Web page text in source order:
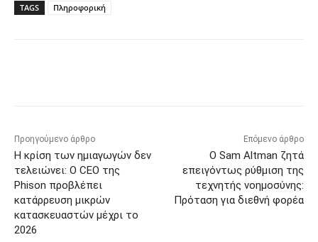
TAGS Πληροφορική
Προηγούμενο άρθρο
Η κρίση των ημιαγωγών δεν
τελειώνει: Ο CEO της
Phison προβλέπει
κατάρρευση μικρών
κατασκευαστών μέχρι το
2026
Επόμενο άρθρο
Ο Sam Altman ζητά
επειγόντως ρύθμιση της
τεχνητής νοημοσύνης:
Πρόταση για διεθνή φορέα